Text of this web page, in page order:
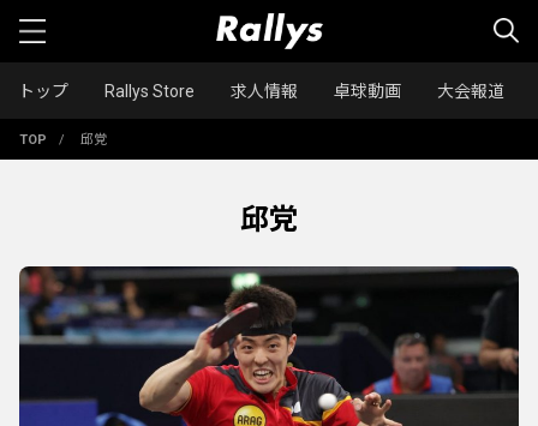
トップ Rallys Store 求人情報 卓球動画 大会報道
TOP / 邱党
邱党